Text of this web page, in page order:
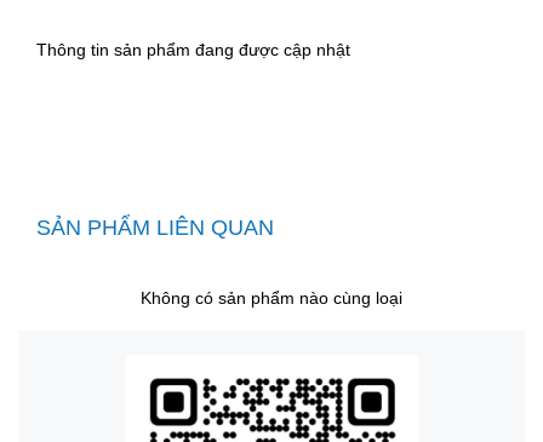
Thông tin sản phẩm đang được cập nhật
SẢN PHẨM LIÊN QUAN
Không có sản phẩm nào cùng loại